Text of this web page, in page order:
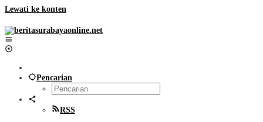
Lewati ke konten
Pencarian
RSS